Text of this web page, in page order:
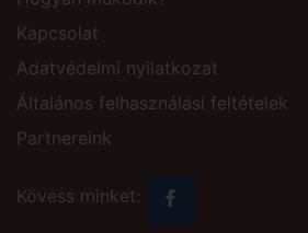
Kapcsolat
Adatvédelmi nyilatkozat
Általános felhasználási feltételek
Partnereink
Kövess minket: